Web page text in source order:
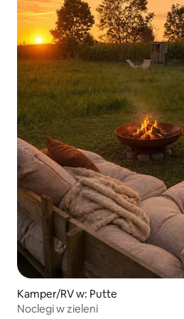
Kamper/RV w: Putte
Noclegi w zieleni